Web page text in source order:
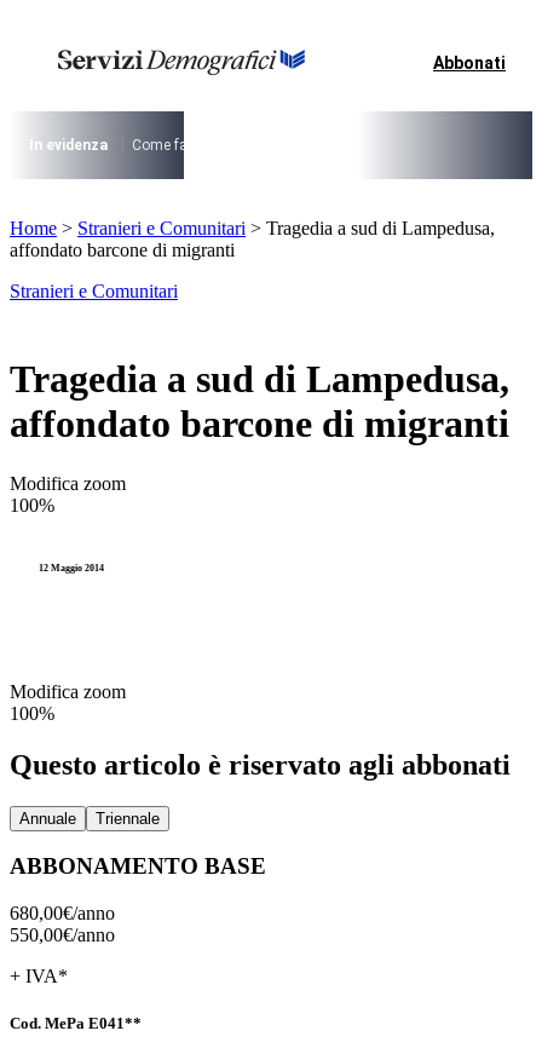
contenuto
I più cercati
Lorem ipsum dolor sit amet consectetur
Lorem ipsum dolor sit amet consectetur
Abbonati
In evidenza Come fare per …
I più cercati
Lorem ipsum dolor sit amet consectetur
Home > Stranieri e Comunitari > Tragedia a sud di Lampedusa,
affondato barcone di migranti
Stranieri e Comunitari
Tragedia a sud di Lampedusa,
affondato barcone di migranti
Modifica zoom
100%
12 Maggio 2014
Modifica zoom
100%
Questo articolo è riservato agli abbonati
Annuale Triennale
ABBONAMENTO BASE
680,00€/anno
550,00€/anno
+ IVA*
Cod. MePa E041**